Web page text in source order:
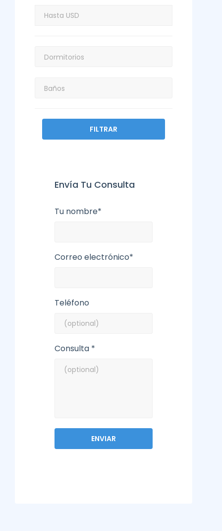
FILTRAR
Envía Tu Consulta
Tu nombre*
Correo electrónico*
Teléfono
Consulta *